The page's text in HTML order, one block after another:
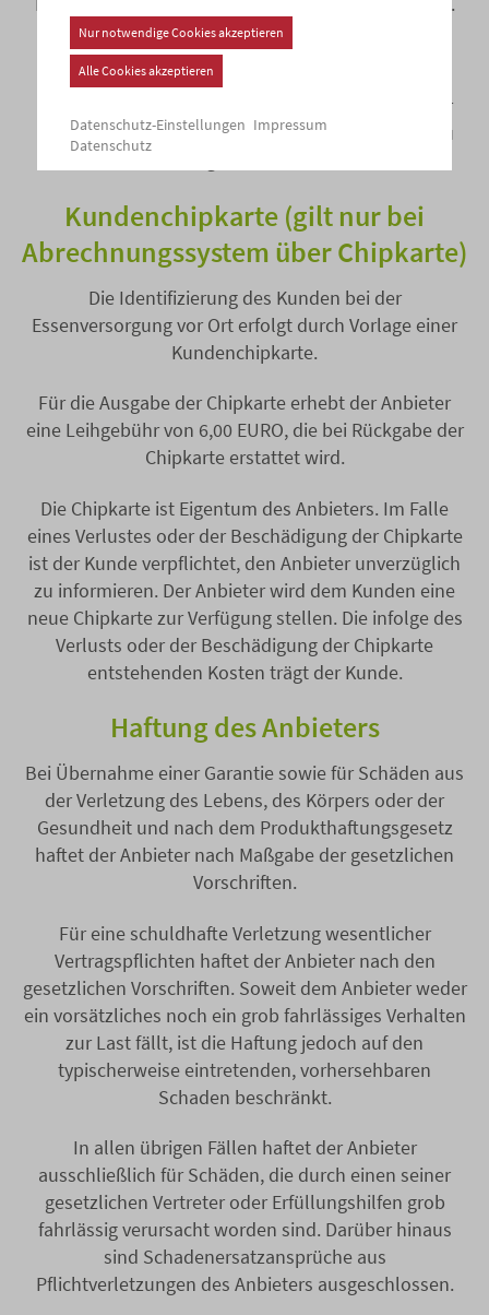
Zurückbehaltungsrecht
Im Falle von Zahlungsrückständen ist der Anbieter
berechtigt, die Essenversorgung des Kunden bis zu
Kundenchipkarte (gilt nur bei
Abrechnungssystem über Chipkarte)
Die Identifizierung des Kunden bei der
Essenversorgung vor Ort erfolgt durch Vorlage einer
Kundenchipkarte.
Für die Ausgabe der Chipkarte erhebt der Anbieter
eine Leihgebühr von 6,00 EURO, die bei Rückgabe der
Chipkarte erstattet wird.
Die Chipkarte ist Eigentum des Anbieters. Im Falle
eines Verlustes oder der Beschädigung der Chipkarte
ist der Kunde verpflichtet, den Anbieter unverzüglich
zu informieren. Der Anbieter wird dem Kunden eine
neue Chipkarte zur Verfügung stellen. Die infolge des
Verlusts oder der Beschädigung der Chipkarte
entstehenden Kosten trägt der Kunde.
Haftung des Anbieters
Bei Übernahme einer Garantie sowie für Schäden aus
der Verletzung des Lebens, des Körpers oder der
Gesundheit und nach dem Produkthaftungsgesetz
haftet der Anbieter nach Maßgabe der gesetzlichen
Vorschriften.
Für eine schuldhafte Verletzung wesentlicher
Vertragspflichten haftet der Anbieter nach den
gesetzlichen Vorschriften. Soweit dem Anbieter weder
ein vorsätzliches noch ein grob fahrlässiges Verhalten
zur Last fällt, ist die Haftung jedoch auf den
typischerweise eintretenden, vorhersehbaren
Schaden beschränkt.
In allen übrigen Fällen haftet der Anbieter
ausschließlich für Schäden, die durch einen seiner
gesetzlichen Vertreter oder Erfüllungshilfen grob
fahrlässig verursacht worden sind. Darüber hinaus
sind Schadenersatzansprüche aus
Pflichtverletzungen des Anbieters ausgeschlossen.
Nur notwendige Cookies akzeptieren
Alle Cookies akzeptieren
Datenschutz-Einstellungen Impressum
Datenschutz
Cookie-Banner geöffnet.